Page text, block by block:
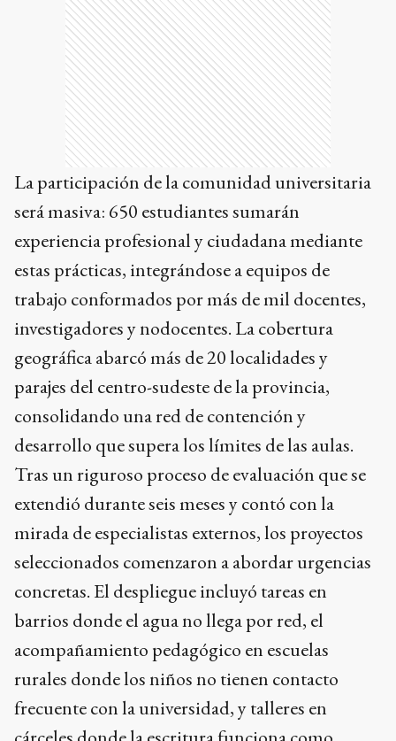
La participación de la comunidad universitaria
será masiva: 650 estudiantes sumarán
experiencia profesional y ciudadana mediante
estas prácticas, integrándose a equipos de
trabajo conformados por más de mil docentes,
investigadores y nodocentes. La cobertura
geográfica abarcó más de 20 localidades y
parajes del centro-sudeste de la provincia,
consolidando una red de contención y
desarrollo que supera los límites de las aulas.
Tras un riguroso proceso de evaluación que se
extendió durante seis meses y contó con la
mirada de especialistas externos, los proyectos
seleccionados comenzaron a abordar urgencias
concretas. El despliegue incluyó tareas en
barrios donde el agua no llega por red, el
acompañamiento pedagógico en escuelas
rurales donde los niños no tienen contacto
frecuente con la universidad, y talleres en
cárceles donde la escritura funciona como
herramienta de reconstrucción personal.
Con más de diez años de trayectoria en estas
convocatorias, la institución reafirmó que la
extensión es una función sustantiva e